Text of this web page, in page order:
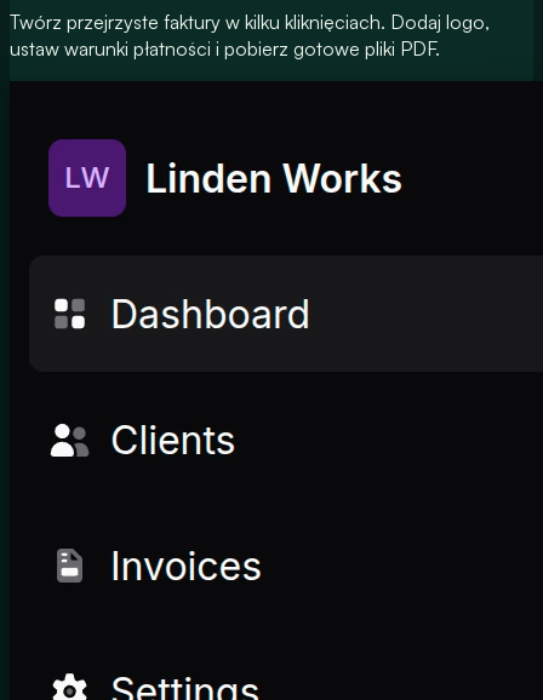
Twórz przejrzyste faktury w kilku kliknięciach. Dodaj logo,
ustaw warunki płatności i pobierz gotowe pliki PDF.